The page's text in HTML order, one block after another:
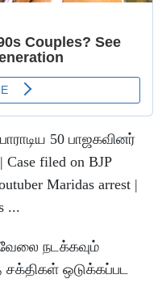
நடக்கவும்
சக்திகள் ஒடுக்கப்பட